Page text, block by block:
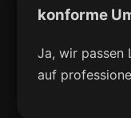
konforme
Ja, wir passen
auf